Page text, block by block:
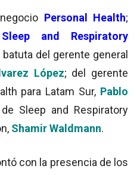
Personal Health;
Sleep and Respiratory
del gerente general
López; del gerente
para Latam Sur, Pablo
Sleep and Respiratory
Shamir Waldmann.
con la presencia de los